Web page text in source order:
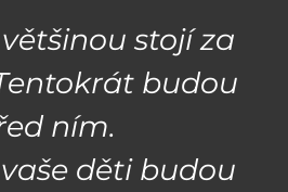
stojí za
budou
ním.
děti budou